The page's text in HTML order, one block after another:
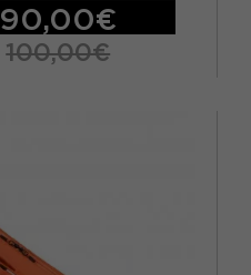
90,00€
100,00€